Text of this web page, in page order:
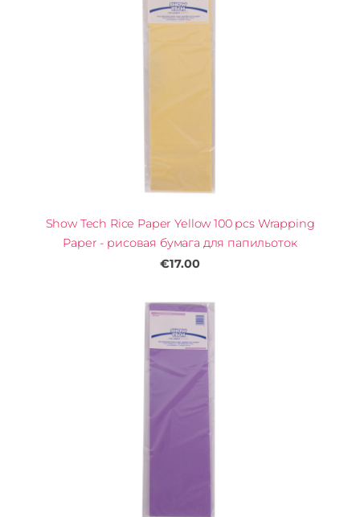
Show Tech Rice Paper Yellow 100 pcs Wrapping
Paper - рисовая бумага для папильоток
€17.00